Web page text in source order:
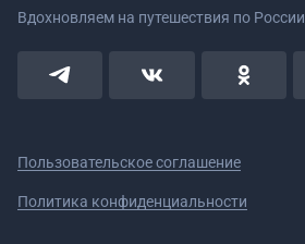
Вдохновляем на путешествия по России
Пользовательское соглашение
Политика конфиденциальности